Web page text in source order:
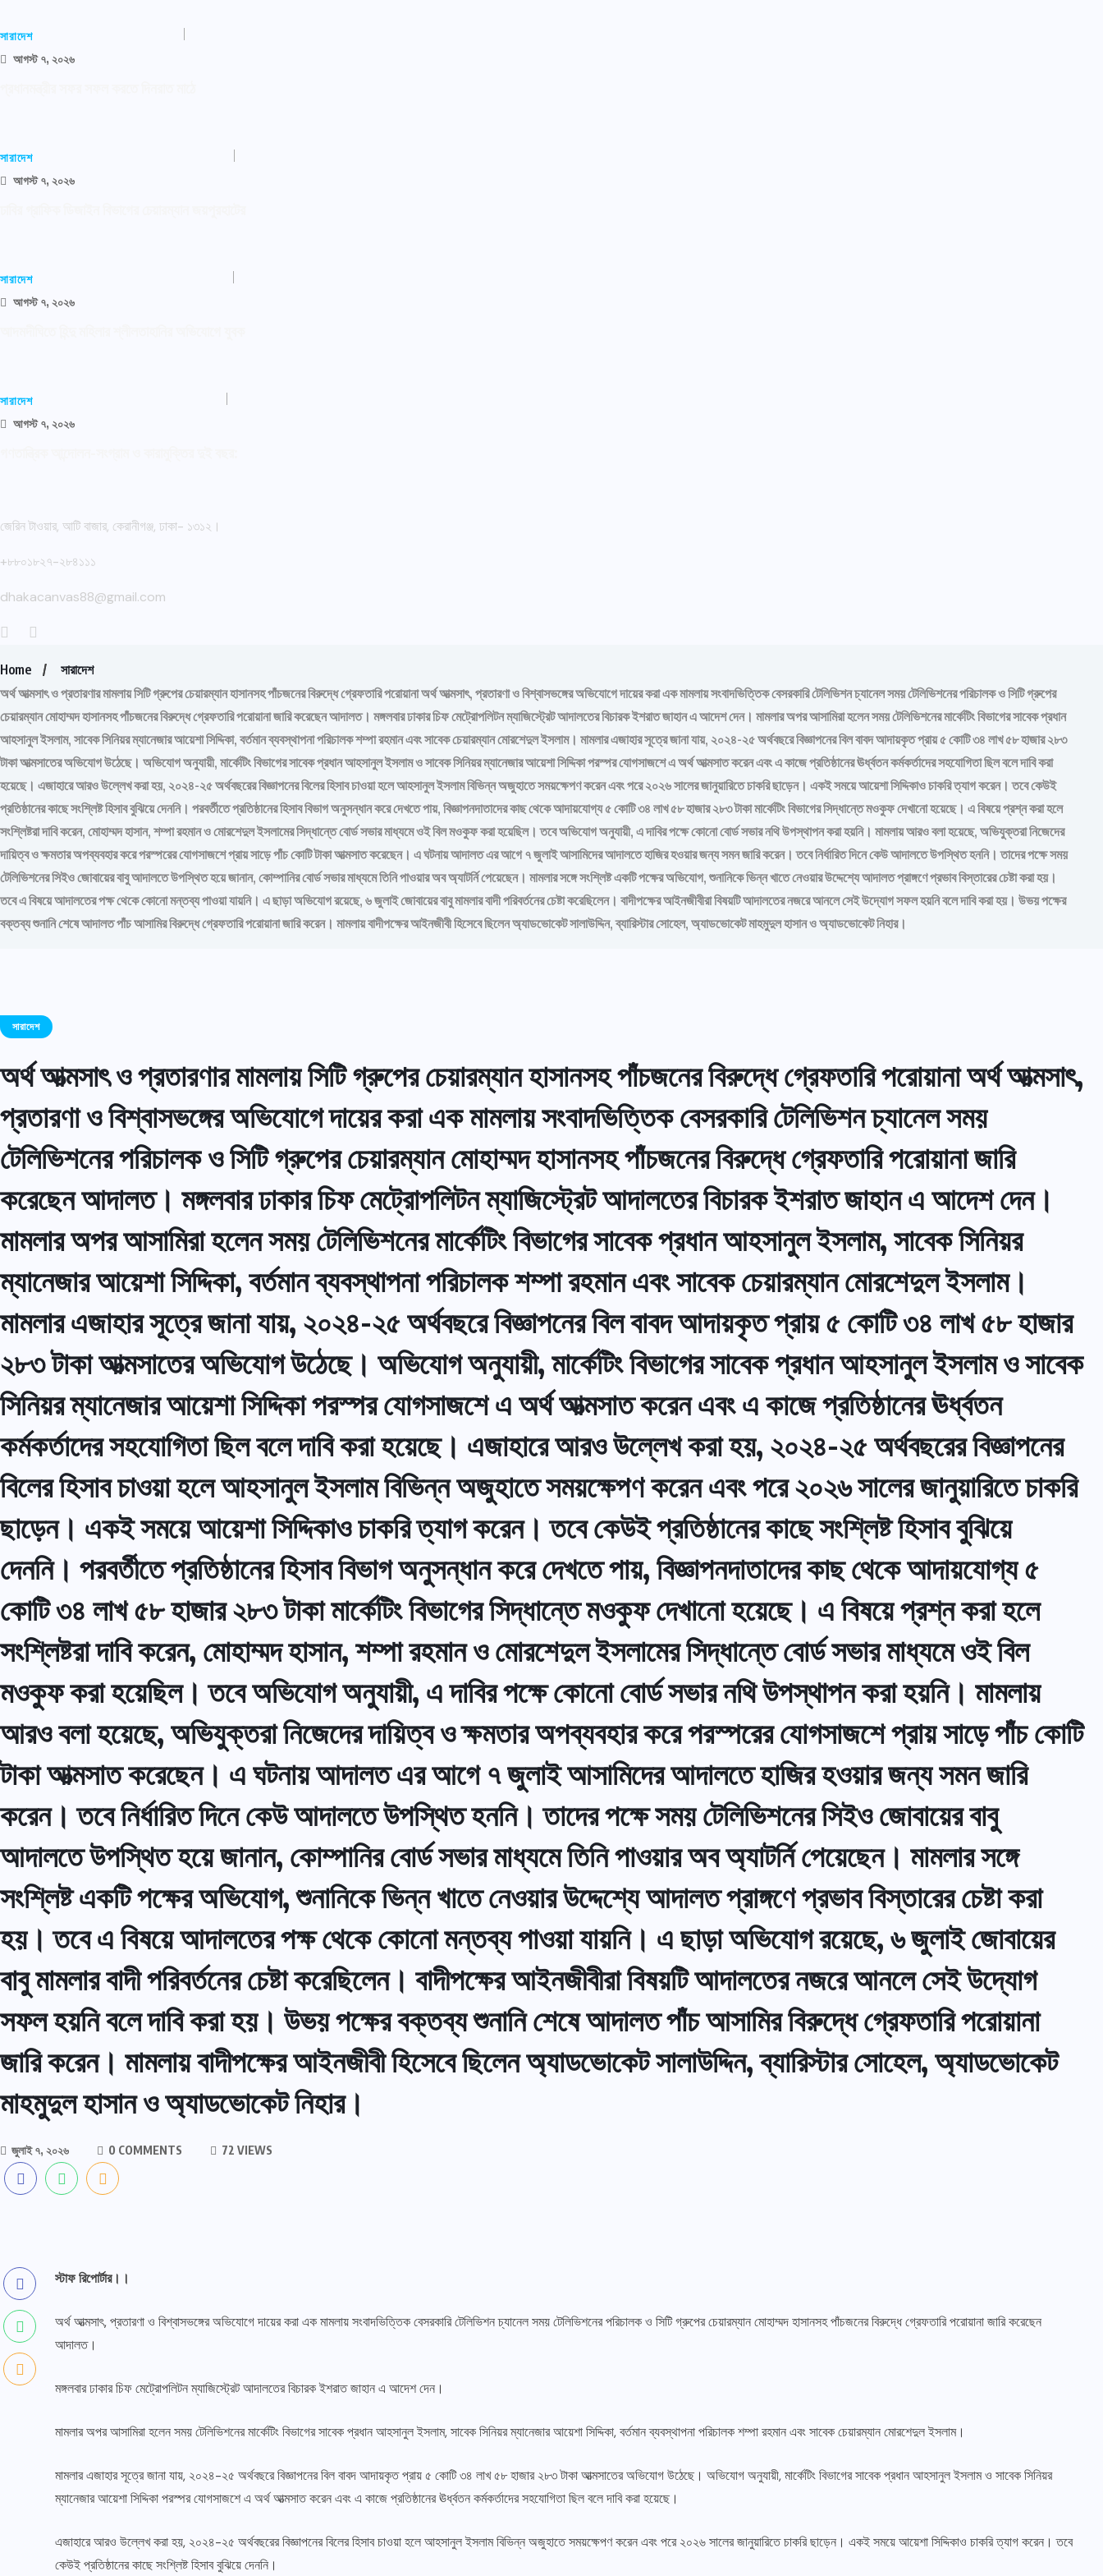
সারাদেশ
আগস্ট ৭, ২০২৬
সারাদেশ
আগস্ট ৭, ২০২৬
সারাদেশ
আগস্ট ৭, ২০২৬
সারাদেশ
আগস্ট ৭, ২০২৬
জেরিন টাওয়ার, আটি বাজার, কেরানীগঞ্জ, ঢাকা- ১৩১২।
+৮৮০১৮২৭-২৮৪১১১
dhakacanvas88@gmail.com
Home
সারাদেশ
অর্থ আত্মসাৎ ও প্রতারণার মামলায় সিটি গ্রুপের চেয়ারম্যান হাসানসহ পাঁচজনের বিরুদ্ধে গ্রেফতারি পরোয়ানা অর্থ আত্মসাৎ, প্রতারণা ও বিশ্বাসভঙ্গের অভিযোগে দায়ের করা এক মামলায় সংবাদভিত্তিক বেসরকারি টেলিভিশন চ্যানেল সময় টেলিভিশনের পরিচালক ও সিটি গ্রুপের
চেয়ারম্যান মোহাম্মদ হাসানসহ পাঁচজনের বিরুদ্ধে গ্রেফতারি পরোয়ানা জারি করেছেন আদালত। মঙ্গলবার ঢাকার চিফ মেট্রোপলিটন ম্যাজিস্ট্রেট আদালতের বিচারক ইশরাত জাহান এ আদেশ দেন। মামলার অপর আসামিরা হলেন সময় টেলিভিশনের মার্কেটিং বিভাগের সাবেক প্রধান
আহসানুল ইসলাম, সাবেক সিনিয়র ম্যানেজার আয়েশা সিদ্দিকা, বর্তমান ব্যবস্থাপনা পরিচালক শম্পা রহমান এবং সাবেক চেয়ারম্যান মোরশেদুল ইসলাম। মামলার এজাহার সূত্রে জানা যায়, ২০২৪-২৫ অর্থবছরে বিজ্ঞাপনের বিল বাবদ আদায়কৃত প্রায় ৫ কোটি ৩৪ লাখ ৫৮ হাজার ২৮৩
টাকা আত্মসাতের অভিযোগ উঠেছে। অভিযোগ অনুযায়ী, মার্কেটিং বিভাগের সাবেক প্রধান আহসানুল ইসলাম ও সাবেক সিনিয়র ম্যানেজার আয়েশা সিদ্দিকা পরস্পর যোগসাজশে এ অর্থ আত্মসাত করেন এবং এ কাজে প্রতিষ্ঠানের ঊর্ধ্বতন কর্মকর্তাদের সহযোগিতা ছিল বলে দাবি করা
হয়েছে। এজাহারে আরও উল্লেখ করা হয়, ২০২৪-২৫ অর্থবছরের বিজ্ঞাপনের বিলের হিসাব চাওয়া হলে আহসানুল ইসলাম বিভিন্ন অজুহাতে সময়ক্ষেপণ করেন এবং পরে ২০২৬ সালের জানুয়ারিতে চাকরি ছাড়েন। একই সময়ে আয়েশা সিদ্দিকাও চাকরি ত্যাগ করেন। তবে কেউই
প্রতিষ্ঠানের কাছে সংশ্লিষ্ট হিসাব বুঝিয়ে দেননি। পরবর্তীতে প্রতিষ্ঠানের হিসাব বিভাগ অনুসন্ধান করে দেখতে পায়, বিজ্ঞাপনদাতাদের কাছ থেকে আদায়যোগ্য ৫ কোটি ৩৪ লাখ ৫৮ হাজার ২৮৩ টাকা মার্কেটিং বিভাগের সিদ্ধান্তে মওকুফ দেখানো হয়েছে। এ বিষয়ে প্রশ্ন করা হলে
সংশ্লিষ্টরা দাবি করেন, মোহাম্মদ হাসান, শম্পা রহমান ও মোরশেদুল ইসলামের সিদ্ধান্তে বোর্ড সভার মাধ্যমে ওই বিল মওকুফ করা হয়েছিল। তবে অভিযোগ অনুযায়ী, এ দাবির পক্ষে কোনো বোর্ড সভার নথি উপস্থাপন করা হয়নি। মামলায় আরও বলা হয়েছে, অভিযুক্তরা নিজেদের
দায়িত্ব ও ক্ষমতার অপব্যবহার করে পরস্পরের যোগসাজশে প্রায় সাড়ে পাঁচ কোটি টাকা আত্মসাত করেছেন। এ ঘটনায় আদালত এর আগে ৭ জুলাই আসামিদের আদালতে হাজির হওয়ার জন্য সমন জারি করেন। তবে নির্ধারিত দিনে কেউ আদালতে উপস্থিত হননি। তাদের পক্ষে সময়
টেলিভিশনের সিইও জোবায়ের বাবু আদালতে উপস্থিত হয়ে জানান, কোম্পানির বোর্ড সভার মাধ্যমে তিনি পাওয়ার অব অ্যাটর্নি পেয়েছেন। মামলার সঙ্গে সংশ্লিষ্ট একটি পক্ষের অভিযোগ, শুনানিকে ভিন্ন খাতে নেওয়ার উদ্দেশ্যে আদালত প্রাঙ্গণে প্রভাব বিস্তারের চেষ্টা করা হয়।
তবে এ বিষয়ে আদালতের পক্ষ থেকে কোনো মন্তব্য পাওয়া যায়নি। এ ছাড়া অভিযোগ রয়েছে, ৬ জুলাই জোবায়ের বাবু মামলার বাদী পরিবর্তনের চেষ্টা করেছিলেন। বাদীপক্ষের আইনজীবীরা বিষয়টি আদালতের নজরে আনলে সেই উদ্যোগ সফল হয়নি বলে দাবি করা হয়। উভয় পক্ষের
বক্তব্য শুনানি শেষে আদালত পাঁচ আসামির বিরুদ্ধে গ্রেফতারি পরোয়ানা জারি করেন। মামলায় বাদীপক্ষের আইনজীবী হিসেবে ছিলেন অ্যাডভোকেট সালাউদ্দিন, ব্যারিস্টার সোহেল, অ্যাডভোকেট মাহমুদুল হাসান ও অ্যাডভোকেট নিহার।
সারাদেশ
অর্থ আত্মসাৎ ও প্রতারণার মামলায় সিটি গ্রুপের চেয়ারম্যান হাসানসহ পাঁচজনের বিরুদ্ধে গ্রেফতারি পরোয়ানা অর্থ আত্মসাৎ,
প্রতারণা ও বিশ্বাসভঙ্গের অভিযোগে দায়ের করা এক মামলায় সংবাদভিত্তিক বেসরকারি টেলিভিশন চ্যানেল সময়
টেলিভিশনের পরিচালক ও সিটি গ্রুপের চেয়ারম্যান মোহাম্মদ হাসানসহ পাঁচজনের বিরুদ্ধে গ্রেফতারি পরোয়ানা জারি
করেছেন আদালত। মঙ্গলবার ঢাকার চিফ মেট্রোপলিটন ম্যাজিস্ট্রেট আদালতের বিচারক ইশরাত জাহান এ আদেশ দেন।
মামলার অপর আসামিরা হলেন সময় টেলিভিশনের মার্কেটিং বিভাগের সাবেক প্রধান আহসানুল ইসলাম, সাবেক সিনিয়র
ম্যানেজার আয়েশা সিদ্দিকা, বর্তমান ব্যবস্থাপনা পরিচালক শম্পা রহমান এবং সাবেক চেয়ারম্যান মোরশেদুল ইসলাম।
মামলার এজাহার সূত্রে জানা যায়, ২০২৪-২৫ অর্থবছরে বিজ্ঞাপনের বিল বাবদ আদায়কৃত প্রায় ৫ কোটি ৩৪ লাখ ৫৮ হাজার
২৮৩ টাকা আত্মসাতের অভিযোগ উঠেছে। অভিযোগ অনুযায়ী, মার্কেটিং বিভাগের সাবেক প্রধান আহসানুল ইসলাম ও সাবেক
সিনিয়র ম্যানেজার আয়েশা সিদ্দিকা পরস্পর যোগসাজশে এ অর্থ আত্মসাত করেন এবং এ কাজে প্রতিষ্ঠানের ঊর্ধ্বতন
কর্মকর্তাদের সহযোগিতা ছিল বলে দাবি করা হয়েছে। এজাহারে আরও উল্লেখ করা হয়, ২০২৪-২৫ অর্থবছরের বিজ্ঞাপনের
বিলের হিসাব চাওয়া হলে আহসানুল ইসলাম বিভিন্ন অজুহাতে সময়ক্ষেপণ করেন এবং পরে ২০২৬ সালের জানুয়ারিতে চাকরি
ছাড়েন। একই সময়ে আয়েশা সিদ্দিকাও চাকরি ত্যাগ করেন। তবে কেউই প্রতিষ্ঠানের কাছে সংশ্লিষ্ট হিসাব বুঝিয়ে
দেননি। পরবর্তীতে প্রতিষ্ঠানের হিসাব বিভাগ অনুসন্ধান করে দেখতে পায়, বিজ্ঞাপনদাতাদের কাছ থেকে আদায়যোগ্য ৫
কোটি ৩৪ লাখ ৫৮ হাজার ২৮৩ টাকা মার্কেটিং বিভাগের সিদ্ধান্তে মওকুফ দেখানো হয়েছে। এ বিষয়ে প্রশ্ন করা হলে
সংশ্লিষ্টরা দাবি করেন, মোহাম্মদ হাসান, শম্পা রহমান ও মোরশেদুল ইসলামের সিদ্ধান্তে বোর্ড সভার মাধ্যমে ওই বিল
মওকুফ করা হয়েছিল। তবে অভিযোগ অনুযায়ী, এ দাবির পক্ষে কোনো বোর্ড সভার নথি উপস্থাপন করা হয়নি। মামলায়
আরও বলা হয়েছে, অভিযুক্তরা নিজেদের দায়িত্ব ও ক্ষমতার অপব্যবহার করে পরস্পরের যোগসাজশে প্রায় সাড়ে পাঁচ কোটি
টাকা আত্মসাত করেছেন। এ ঘটনায় আদালত এর আগে ৭ জুলাই আসামিদের আদালতে হাজির হওয়ার জন্য সমন জারি
করেন। তবে নির্ধারিত দিনে কেউ আদালতে উপস্থিত হননি। তাদের পক্ষে সময় টেলিভিশনের সিইও জোবায়ের বাবু
আদালতে উপস্থিত হয়ে জানান, কোম্পানির বোর্ড সভার মাধ্যমে তিনি পাওয়ার অব অ্যাটর্নি পেয়েছেন। মামলার সঙ্গে
সংশ্লিষ্ট একটি পক্ষের অভিযোগ, শুনানিকে ভিন্ন খাতে নেওয়ার উদ্দেশ্যে আদালত প্রাঙ্গণে প্রভাব বিস্তারের চেষ্টা করা
হয়। তবে এ বিষয়ে আদালতের পক্ষ থেকে কোনো মন্তব্য পাওয়া যায়নি। এ ছাড়া অভিযোগ রয়েছে, ৬ জুলাই জোবায়ের
বাবু মামলার বাদী পরিবর্তনের চেষ্টা করেছিলেন। বাদীপক্ষের আইনজীবীরা বিষয়টি আদালতের নজরে আনলে সেই উদ্যোগ
সফল হয়নি বলে দাবি করা হয়। উভয় পক্ষের বক্তব্য শুনানি শেষে আদালত পাঁচ আসামির বিরুদ্ধে গ্রেফতারি পরোয়ানা
জারি করেন। মামলায় বাদীপক্ষের আইনজীবী হিসেবে ছিলেন অ্যাডভোকেট সালাউদ্দিন, ব্যারিস্টার সোহেল, অ্যাডভোকেট
মাহমুদুল হাসান ও অ্যাডভোকেট নিহার।
জুলাই ৭, ২০২৬ 0 COMMENTS 72 VIEWS
স্টাফ রিপোর্টার।।
অর্থ আত্মসাৎ, প্রতারণা ও বিশ্বাসভঙ্গের অভিযোগে দায়ের করা এক মামলায় সংবাদভিত্তিক বেসরকারি টেলিভিশন চ্যানেল সময় টেলিভিশনের পরিচালক ও সিটি গ্রুপের চেয়ারম্যান মোহাম্মদ হাসানসহ পাঁচজনের বিরুদ্ধে গ্রেফতারি পরোয়ানা জারি করেছেন
আদালত।
মঙ্গলবার ঢাকার চিফ মেট্রোপলিটন ম্যাজিস্ট্রেট আদালতের বিচারক ইশরাত জাহান এ আদেশ দেন।
মামলার অপর আসামিরা হলেন সময় টেলিভিশনের মার্কেটিং বিভাগের সাবেক প্রধান আহসানুল ইসলাম, সাবেক সিনিয়র ম্যানেজার আয়েশা সিদ্দিকা, বর্তমান ব্যবস্থাপনা পরিচালক শম্পা রহমান এবং সাবেক চেয়ারম্যান মোরশেদুল ইসলাম।
মামলার এজাহার সূত্রে জানা যায়, ২০২৪-২৫ অর্থবছরে বিজ্ঞাপনের বিল বাবদ আদায়কৃত প্রায় ৫ কোটি ৩৪ লাখ ৫৮ হাজার ২৮৩ টাকা আত্মসাতের অভিযোগ উঠেছে। অভিযোগ অনুযায়ী, মার্কেটিং বিভাগের সাবেক প্রধান আহসানুল ইসলাম ও সাবেক সিনিয়র
ম্যানেজার আয়েশা সিদ্দিকা পরস্পর যোগসাজশে এ অর্থ আত্মসাত করেন এবং এ কাজে প্রতিষ্ঠানের ঊর্ধ্বতন কর্মকর্তাদের সহযোগিতা ছিল বলে দাবি করা হয়েছে।
এজাহারে আরও উল্লেখ করা হয়, ২০২৪-২৫ অর্থবছরের বিজ্ঞাপনের বিলের হিসাব চাওয়া হলে আহসানুল ইসলাম বিভিন্ন অজুহাতে সময়ক্ষেপণ করেন এবং পরে ২০২৬ সালের জানুয়ারিতে চাকরি ছাড়েন। একই সময়ে আয়েশা সিদ্দিকাও চাকরি ত্যাগ করেন। তবে
কেউই প্রতিষ্ঠানের কাছে সংশ্লিষ্ট হিসাব বুঝিয়ে দেননি।